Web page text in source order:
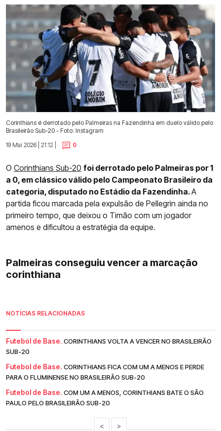
Corinthians é derrotado pelo Palmeiras na Fazendinha em duelo válido pelo
Brasileirão Sub-20 - Foto: Instagram
19 Mai 2026 | 21:12 |
0
O Corinthians Sub-20 foi derrotado pelo Palmeiras por 1
a 0, em clássico válido pelo Campeonato Brasileiro da
categoria, disputado no Estádio da Fazendinha.A
partida ficou marcada pela expulsão de Pellegrin ainda no
primeiro tempo, que deixou o Timão com um jogador
amenos e dificultou a estratégia da equipe.
Palmeiras conseguiu vencer a marcação
corinthiana
NOTÍCIAS RELACIONADAS
Futebol de Base. CORINTHIANS VOLTA A VENCER NO BRASILEIRÃO
SUB-20
Futebol de Base. CORINTHIANS FICA COM UM A MENOS E PERDE
PARA O FLUMINENSE NO BRASILEIRÃO SUB-20
Futebol de Base. COM UM A MENOS, CORINTHIANS BATE O SÃO
PAULO PELO BRASILEIRÃO SUB-20
< >